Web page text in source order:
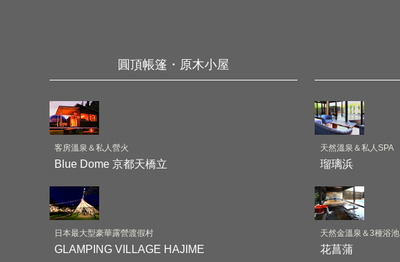
圓頂帳篷・原木小屋
客房溫泉＆私人營火
Blue Dome 京都天橋立
日本最大型豪華露營渡假村
GLAMPING VILLAGE HAJIME
天然溫泉＆私人SPA
瑠璃浜
天然金溫泉＆3種浴池
花菖蒲